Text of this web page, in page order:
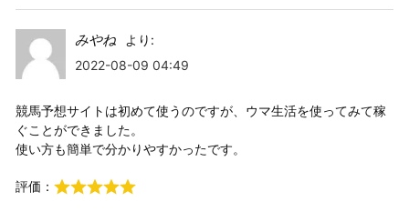
みやね
より:
2022-08-09 04:49
競馬予想サイトは初めて使うのですが、ウマ生活を使ってみて稼
ぐことができました。
使い方も簡単で分かりやすかったです。
評価：